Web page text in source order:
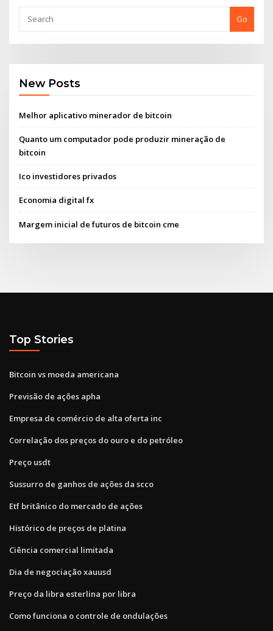
Go
New Posts
Melhor aplicativo minerador de bitcoin
Quanto um computador pode produzir mineração de
bitcoin
Ico investidores privados
Economia digital fx
Margem inicial de futuros de bitcoin cme
Top Stories
Bitcoin vs moeda americana
Previsão de ações apha
Empresa de comércio de alta oferta inc
Correlação dos preços do ouro e do petróleo
Preço usdt
Sussurro de ganhos de ações da scco
Etf britânico do mercado de ações
Histórico de preços de platina
Ciência comercial limitada
Dia de negociação xauusd
Preço da libra esterlina por libra
Como funciona o controle de ondulações